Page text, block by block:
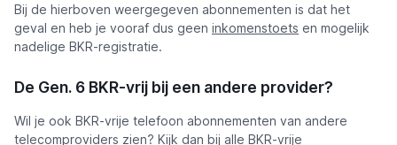
Bij de hierboven weergegeven abonnementen is dat het
geval en heb je vooraf dus geen inkomenstoets en mogelijk
nadelige BKR-registratie.
De Gen. 6 BKR-vrij bij een andere provider?
Wil je ook BKR-vrije telefoon abonnementen van andere
telecomproviders zien? Kijk dan bij alle BKR-vrije